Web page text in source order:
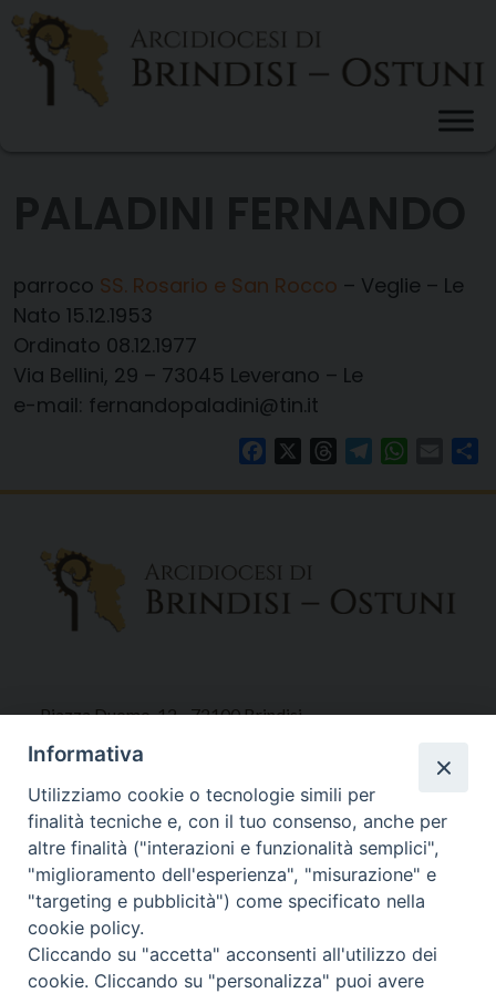
Skip
content
parroco SS. Rosario e San Rocco – Veglie – Le
Nato 15.12.1953
Ordinato 08.12.1977
Via Bellini, 29 – 73045 Leverano – Le
e-mail: fernandopaladini@tin.it
FacebookThreadsTelegram Email
Piazza Duomo, 12 - 72100 Brindisi
Tel 0831.521958
Fax 0831.528315
Orari Curia
Mar. / Mer. / Giov. ore 9 - 13
nei mesi estivi solo Martedì ore 9 - 13
Informativa
Utilizziamo cookie o tecnologie simili per
finalità tecniche e, con il tuo consenso, anche per
altre finalità ("interazioni e funzionalità semplici",
"miglioramento dell'esperienza", "misurazione" e
"targeting e pubblicità") come specificato nella
cookie policy.
Cliccando su "accetta" acconsenti all'utilizzo dei
cookie. Cliccando su "personalizza" puoi avere